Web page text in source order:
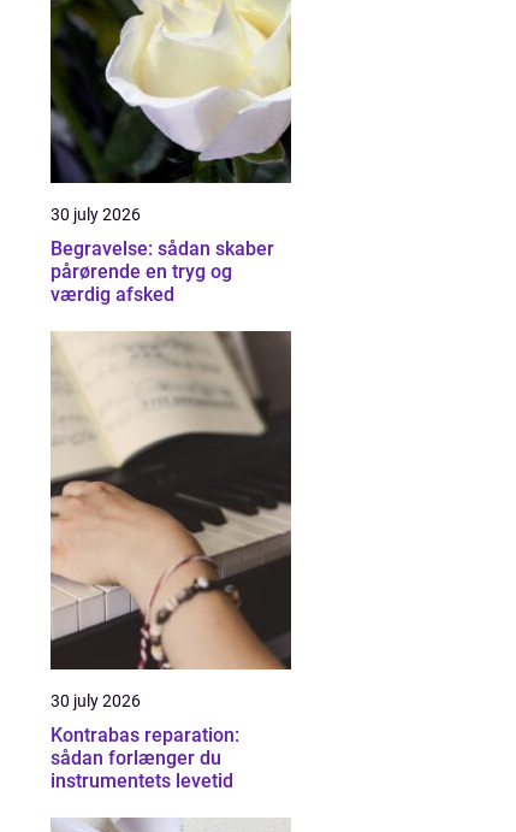
30 july 2026
Begravelse: sådan skaber
pårørende en tryg og
værdig afsked
30 july 2026
Kontrabas reparation:
sådan forlænger du
instrumentets levetid